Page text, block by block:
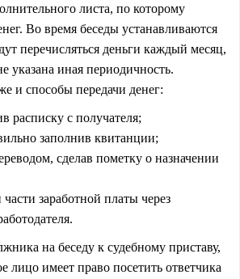
листа, по которому
Во время беседы устанавливаются
перечисляться деньги каждый месяц,
указана иная периодичность.
и способы передачи денег:
расписку с получателя;
заполнив квитанции;
сделав пометку о назначении
заработной платы через
на беседу к судебному приставу,
лицо имеет право посетить ответчика